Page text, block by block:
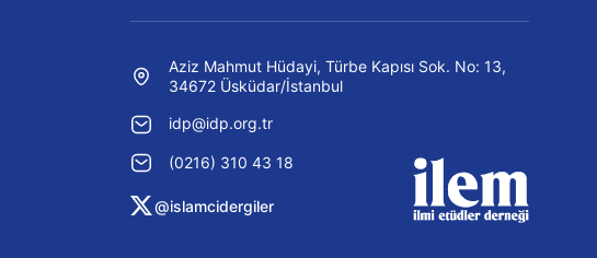
Aziz Mahmut Hüdayi, Türbe Kapısı Sok. No: 13,
34672 Üsküdar/İstanbul
idp@idp.org.tr
(0216) 310 43 18
@islamcidergiler